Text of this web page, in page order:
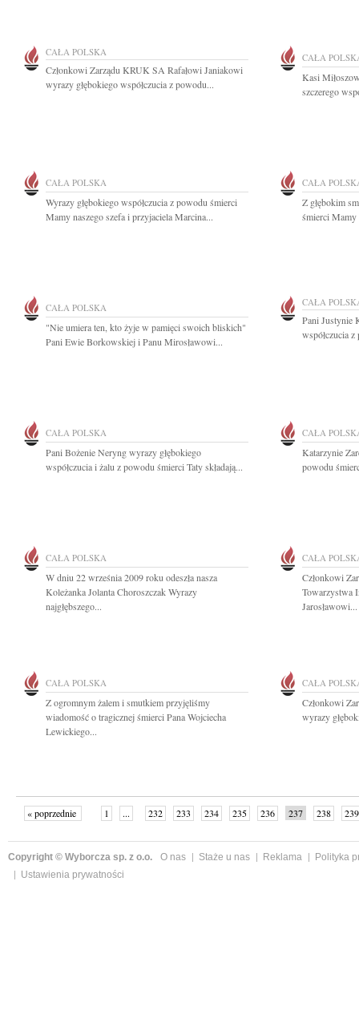
CAŁA POLSKA
Członkowi Zarządu KRUK SA Rafałowi Janiakowi
wyrazy głębokiego współczucia z powodu...
CAŁA
Kasi
szczerego
CAŁA POLSKA
Wyrazy głębokiego współczucia z powodu śmierci
Mamy naszego szefa i przyjaciela Marcina...
CAŁA
Z głębokim
śmierci Mamy
CAŁA POLSKA
"Nie umiera ten, kto żyje w pamięci swoich bliskich"
Pani Ewie Borkowskiej i Panu Mirosławowi...
CAŁA
Pani Justynie
współczucia
CAŁA POLSKA
Pani Bożenie Neryng wyrazy głębokiego
współczucia i żalu z powodu śmierci Taty składają...
CAŁA
Katarzynie
powodu
CAŁA POLSKA
W dniu 22 września 2009 roku odeszła nasza
Koleżanka Jolanta Choroszczak Wyrazy
najgłębszego...
CAŁA
Członkowi
Towarzystwa
Jarosławowi...
CAŁA POLSKA
Z ogromnym żalem i smutkiem przyjęliśmy
wiadomość o tragicznej śmierci Pana Wojciecha
Lewickiego...
CAŁA
Członkowi
wyrazy
« poprzednie 1 ... 232 233 234 235 236 237 238
239
Copyright © Wyborcza sp. z o.o. O nas Staże u nas Reklama
Polityka
Ustawienia prywatności